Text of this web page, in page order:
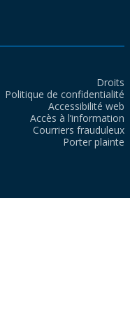
Droits
Politique de confidentialité
Accessibilité web
Accès à l’information
Courriers frauduleux
Porter plainte